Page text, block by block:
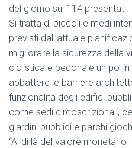
del giorno sui 114 presentati.
Si tratta di piccoli e medi
previsti dall’attuale
migliorare la sicurezza della
ciclistica e pedonale un po’
abbattere le barriere
funzionalità degli edifici
come sedi circoscrizionali,
giardini pubblici e parchi
“Al di là del valore